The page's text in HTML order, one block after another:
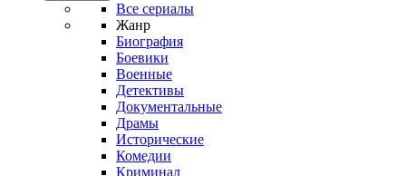
Все сериалы
Жанр
Биография
Боевики
Военные
Детективы
Документальные
Драмы
Исторические
Комедии
Криминал